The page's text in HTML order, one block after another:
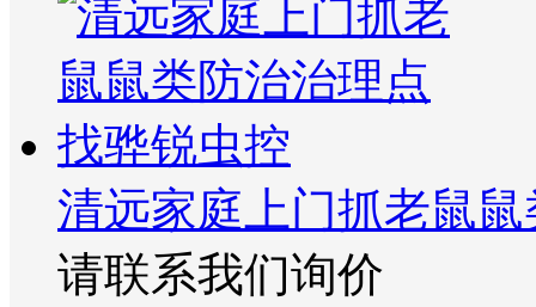
清远家庭上门抓老鼠
请联系我们询价